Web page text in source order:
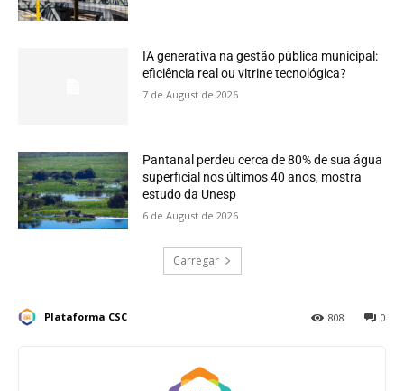
IA generativa na gestão pública municipal:
eficiência real ou vitrine tecnológica?
7 de August de 2026
Pantanal perdeu cerca de 80% de sua água
superficial nos últimos 40 anos, mostra
estudo da Unesp
6 de August de 2026
Carregar
Plataforma CSC 0
808